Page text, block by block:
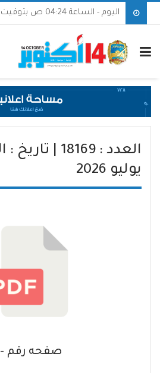
اليوم - الساعة 04:24 ص بتوقيت مدينة عدن
يوليو 2026
صفحه رقم - 1